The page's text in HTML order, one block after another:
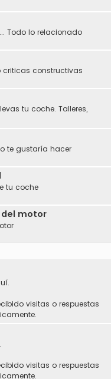
Todo lo relacionado
criticas constructivas
tu coche. Talleres,
te gustaría hacer
tu coche
motor
visitas o respuestas
visitas o respuestas